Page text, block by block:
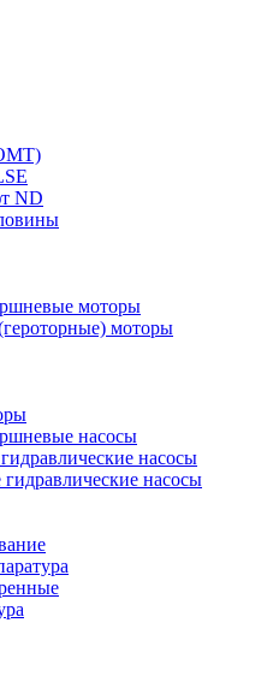
ND
моторы
моторы
насосы
насосы
насосы